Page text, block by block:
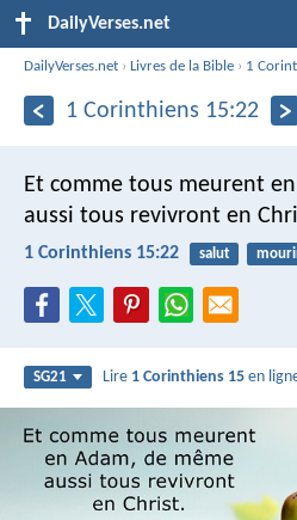
DailyVerses.net
DailyVerses.net ›Livres de la Bible › 1
1 Corinthiens 15:22
Et comme tous meurent
aussi tous revivront en
1 Corinthiens 15:22 salut
SG21 Lire 1 Corinthiens 15 en